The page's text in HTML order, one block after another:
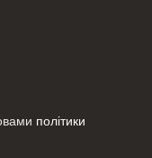
політики